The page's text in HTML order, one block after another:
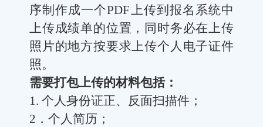
序制作成一个PDF上传到报名系统中
上传成绩单的位置，同时务必在上传
照片的地方按要求上传个人电子证件
照。
需要打包上传的材料包括：
1. 个人身份证正、反面扫描件；
2 ．个人简历；